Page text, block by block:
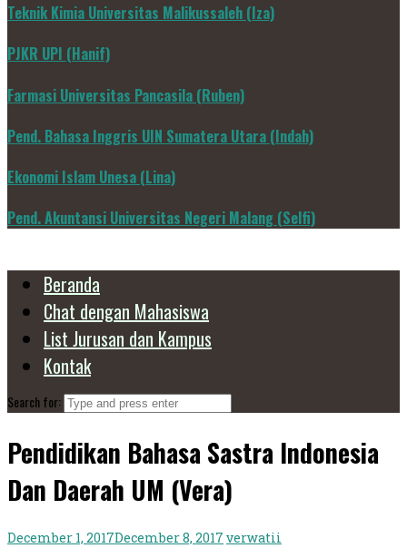
Teknik Kimia Universitas Malikussaleh (Iza)
PJKR UPI (Hanif)
Farmasi Universitas Pancasila (Ruben)
Pend. Bahasa Inggris UIN Sumatera Utara (Indah)
Ekonomi Islam Unesa (Lina)
Pend. Akuntansi Universitas Negeri Malang (Selfi)
Beranda
Chat dengan Mahasiswa
List Jurusan dan Kampus
Kontak
Search for:
Pendidikan Bahasa Sastra Indonesia
Dan Daerah UM (Vera)
December 1, 2017December 8, 2017 verwatii